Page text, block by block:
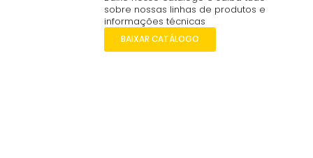
sobre nossas linhas de produtos e
informações técnicas
BAIXAR CATÁLOGO